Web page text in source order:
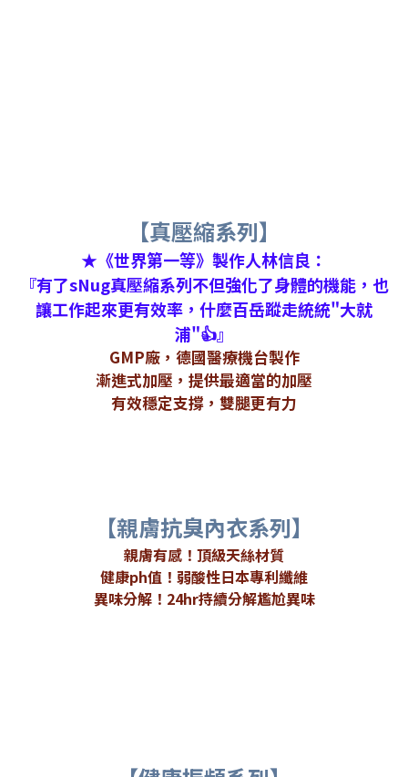
【真壓縮系列】
★《世界第一等》製作人林信良：
『有了sNug真壓縮系列不但強化了身體的機能，也
讓工作起來更有效率，什麼百岳蹤走統統"大就
浦"👍』
GMP廠，德國醫療機台製作
漸進式加壓，提供最適當的加壓
有效穩定支撐，雙腿更有力
【親膚抗臭內衣系列】
親膚有感！頂級天絲材質
健康ph值！弱酸性日本專利纖維
異味分解！24hr持續分解尷尬異味